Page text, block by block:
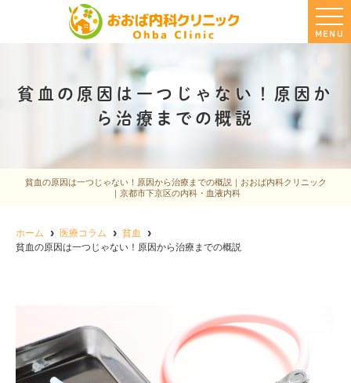
MENU
貧血の原因は一つじゃない！原因か
ら治療までの概説
貧血の原因は一つじゃない！原因から治療までの概説｜おおば内科クリニック
｜京都市下京区の内科・血液内科
ホーム 医療コラム
貧血
貧血の原因は一つじゃない！原因から治療までの概説